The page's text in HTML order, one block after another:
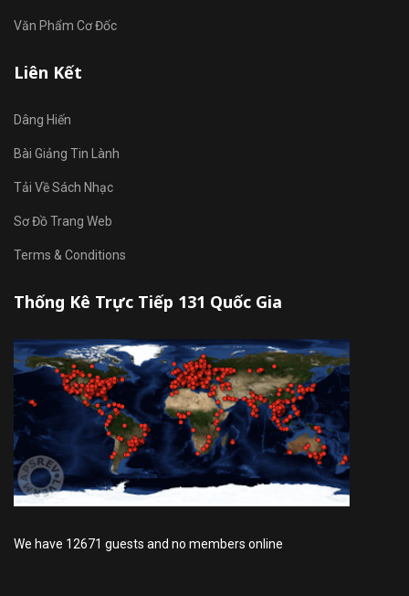
Văn Phẩm Cơ Đốc
Liên Kết
Dâng Hiến
Bài Giảng Tin Lành
Tải Về Sách Nhạc
Sơ Đồ Trang Web
Terms & Conditions
Thống Kê Trực Tiếp 131 Quốc Gia
We have 12671 guests and no members online